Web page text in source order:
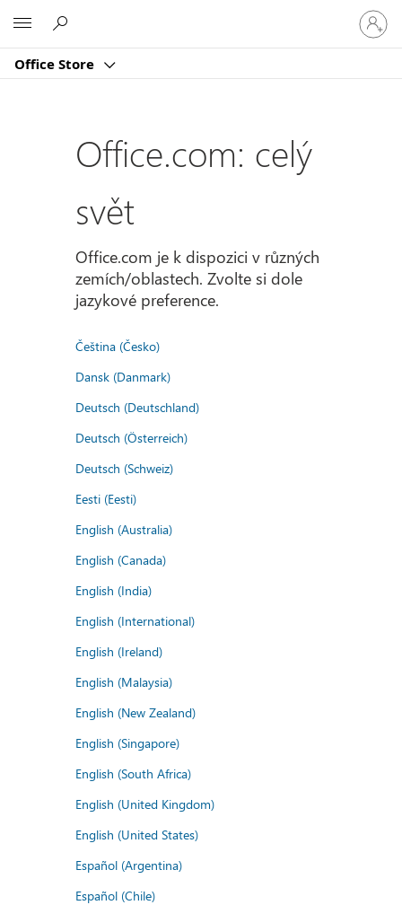
Office Store
se
ke
účtu
Office.com: celý
svět
Office.com je k dispozici v různých
zemích/oblastech. Zvolte si dole
jazykové preference.
Čeština (Česko)
Dansk (Danmark)
Deutsch (Deutschland)
Deutsch (Österreich)
Deutsch (Schweiz)
Eesti (Eesti)
English (Australia)
English (Canada)
English (India)
English (International)
English (Ireland)
English (Malaysia)
English (New Zealand)
English (Singapore)
English (South Africa)
English (United Kingdom)
English (United States)
Español (Argentina)
Español (Chile)